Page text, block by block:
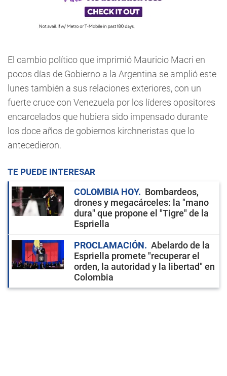
El cambio político que imprimió Mauricio Macri en
pocos días de Gobierno a la Argentina se amplió este
lunes también a sus relaciones exteriores, con un
fuerte cruce con Venezuela por los líderes opositores
encarcelados que hubiera sido impensado durante
los doce años de gobiernos kirchneristas que lo
antecedieron.
TE PUEDE INTERESAR
COLOMBIA HOY
Bombardeos,
drones y megacárceles: la "mano
dura" que propone el "Tigre" de la
Espriella
PROCLAMACIÓN
Abelardo de la
Espriella promete "recuperar el
orden, la autoridad y la libertad" en
Colombia